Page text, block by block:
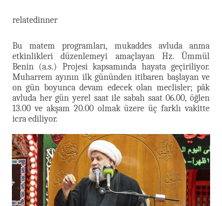
relatedinner
Bu matem programları, mukaddes avluda anma
etkinlikleri düzenlemeyi amaçlayan Hz. Ümmül
Benin (a.s.) Projesi kapsamında hayata geçiriliyor.
Muharrem ayının ilk gününden itibaren başlayan ve
on gün boyunca devam edecek olan meclisler; pâk
avluda her gün yerel saat ile sabah saat 06.00, öğlen
13.00 ve akşam 20.00 olmak üzere üç farklı vakitte
icra ediliyor.